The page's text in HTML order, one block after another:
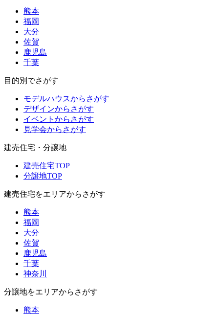
熊本
福岡
大分
佐賀
鹿児島
千葉
目的別でさがす
モデルハウスからさがす
デザインからさがす
イベントからさがす
見学会からさがす
建売住宅・分譲地
建売住宅TOP
分譲地TOP
建売住宅をエリアからさがす
熊本
福岡
大分
佐賀
鹿児島
千葉
神奈川
分譲地をエリアからさがす
熊本